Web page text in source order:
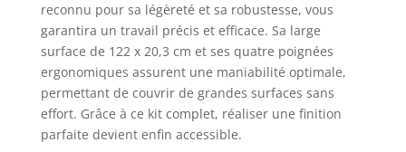
reconnu pour sa légèreté et sa robustesse, vous
garantira un travail précis et efficace. Sa large
surface de 122 x 20,3 cm et ses quatre poignées
ergonomiques assurent une maniabilité optimale,
permettant de couvrir de grandes surfaces sans
effort. Grâce à ce kit complet, réaliser une finition
parfaite devient enfin accessible.